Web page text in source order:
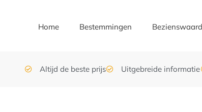
Home Bestemmingen
Altijd de beste prijs Uitgebreide informatie